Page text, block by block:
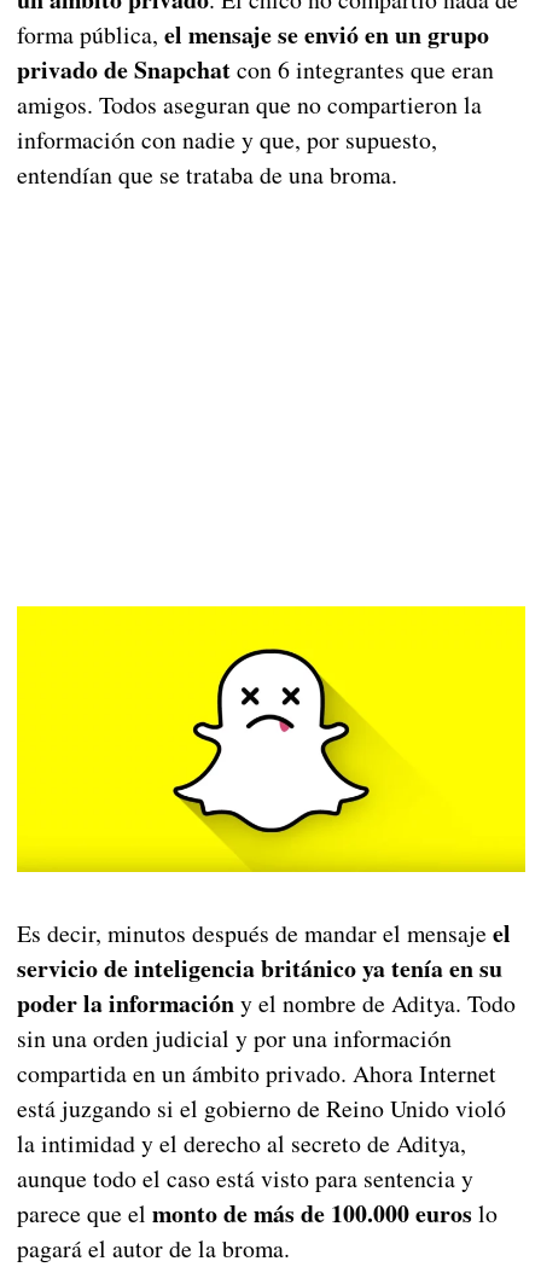
forma pública, el mensaje se envió en un grupo
privado de Snapchatcon 6 integrantes que eran
amigos. Todos aseguran que no compartieron la
información con nadie y que, por supuesto,
entendían que se trataba de una broma.
Es decir, minutos después de mandar el mensaje el
servicio de inteligencia británico ya tenía en su
poder la informacióny el nombre de Aditya. Todo
sin una orden judicial y por una información
compartida en un ámbito privado. Ahora Internet
está juzgando si el gobierno de Reino Unido violó
la intimidad y el derecho al secreto de Aditya,
aunque todo el caso está visto para sentencia y
parece que el monto de más de 100.000 euros lo
pagará el autor de la broma.